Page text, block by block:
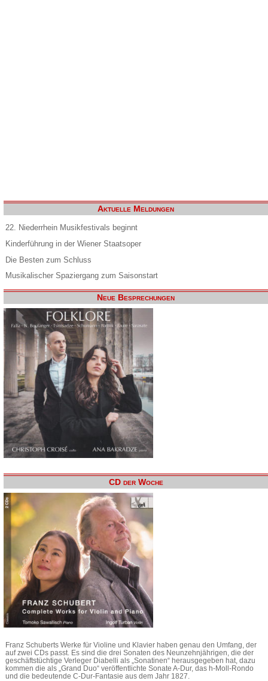
Aktuelle Meldungen
22. Niederrhein Musikfestivals beginnt
Kinderführung in der Wiener Staatsoper
Die Besten zum Schluss
Musikalischer Spaziergang zum Saisonstart
Neue Besprechungen
CD der Woche
Franz Schuberts Werke für Violine und Klavier haben genau den Umfang, der
auf zwei CDs passt. Es sind die drei Sonaten des Neunzehnjährigen, die der
geschäftstüchtige Verleger Diabelli als „Sonatinen“ herausgegeben hat, dazu
kommen die als „Grand Duo“ veröffentlichte Sonate A-Dur, das h-Moll-Rondo
und die bedeutende C-Dur-Fantasie aus dem Jahr 1827.